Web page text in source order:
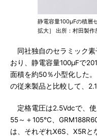
静電容量100μFの積層
拡大］ 出所：村田製作
同社独自のセラミック素
おり、静電容量100μFで
面積を約50％小型化した
の従来製品と比較して、
定格電圧は2.5Vdcで、使
55～＋105℃、
は、それぞれX6S、X5Rと